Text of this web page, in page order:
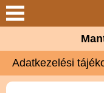
Keresés
Bemutatkozás
Termékcsoportok
Adatkezelési